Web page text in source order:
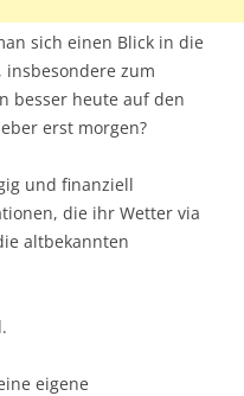
sich einen Blick in die
zum
besser heute auf den
erst morgen?
und finanziell
die ihr Wetter via
altbekannten
eigene